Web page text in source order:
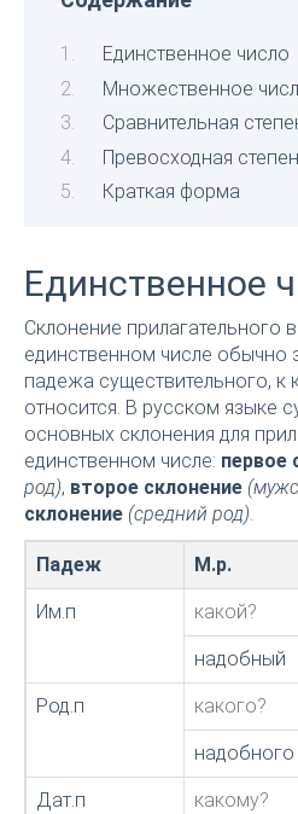
Единственное число
Множественное
Сравнительная
Превосходная
Краткая форма
Единственное
Склонение прилагательного
единственном числе обычно
падежа существительного, к
относится. В русском языке
основных склонения для
единственном числе: первое
род), второе склонение
склонение (средний род).
Падеж М.р.
Им.п какой?
надобный
Род.п какого?
надобного
Дат.п какому?